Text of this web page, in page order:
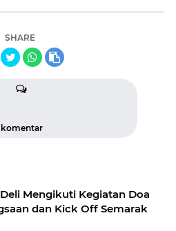
SHARE
komentar
Mengikuti Kegiatan Doa
dan Kick Off Semarak